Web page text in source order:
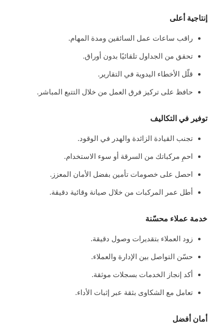
إنتاجية أعلى
راقب ساعات عمل السائقين ومدة المهام.
تحقق من الجداول تلقائيًا بدون أوراق.
قلّل الأخطاء اليدوية في التقارير.
حافظ على تركيز فرق العمل من خلال التتبع المباشر.
توفير في التكاليف
تجنب القيادة الزائدة والهدر في الوقود.
احمِ مركباتك من السرقة أو سوء الاستخدام.
احصل على خصومات تأمين بفضل الأمان المعزز.
أطل عمر المركبات من خلال صيانة وقائية دقيقة.
خدمة عملاء محسّنة
زود العملاء بتقديرات وصول دقيقة.
حسّن التواصل بين الإدارة والعملاء.
أكد إنجاز الخدمات بسجلات موثقة.
تعامل مع الشكاوى بثقة عبر إثبات الأداء.
أمان أفضل